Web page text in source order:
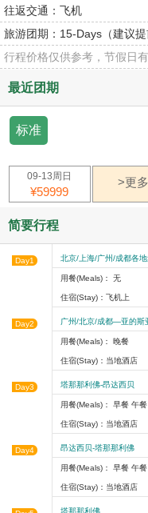
往返交通： 飞机
旅游团期： 15-Days（建议提
行程价格仅供参考，节假日
最近团期
标准
09-13周日
¥59999
>更多
简要行程
Day1 北京/上海/广州/成都各
用餐(Meals)： 无
住宿(Stay)：飞机上
Day2 广州/北京/成都—亚的
用餐(Meals)： 晚餐
住宿(Stay)：当地酒店
Day3 塔那那利佛-昂达西贝
用餐(Meals)： 早餐 午
住宿(Stay)：当地酒店
Day4 昂达西贝-塔那那利佛
用餐(Meals)： 早餐 午
住宿(Stay)：当地酒店
塔那那利佛